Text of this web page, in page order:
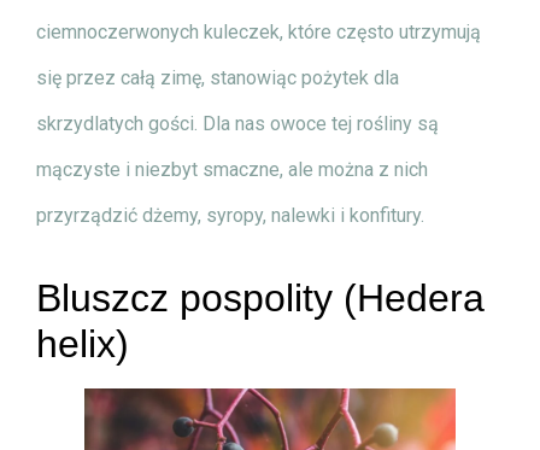
ciemnoczerwonych kuleczek, które często utrzymują
się przez całą zimę, stanowiąc pożytek dla
skrzydlatych gości. Dla nas owoce tej rośliny są
mączyste i niezbyt smaczne, ale można z nich
przyrządzić dżemy, syropy, nalewki i konfitury.
Bluszcz pospolity (Hedera
helix)